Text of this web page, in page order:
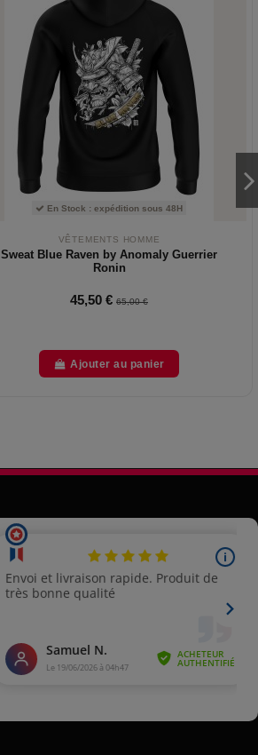
En Stock : expédition sous 48H
VÊTEMENTS HOMME
Sweat Blue Raven by Anomaly Guerrier
Ronin
45,50 € 65,00 €
Ajouter au panier